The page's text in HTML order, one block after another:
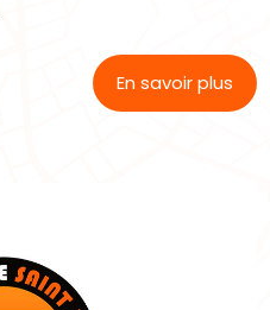
En savoir plus